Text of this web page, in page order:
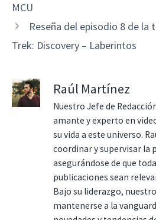
MCU
Reseña del episodio 8 de la
Trek: Discovery – Laberintos
Raúl Martínez
Nuestro Jefe de
amante y experto en
su vida a este universo.
coordinar y supervisar la
asegurándose de que
publicaciones sean
Bajo su liderazgo,
mantenerse a la